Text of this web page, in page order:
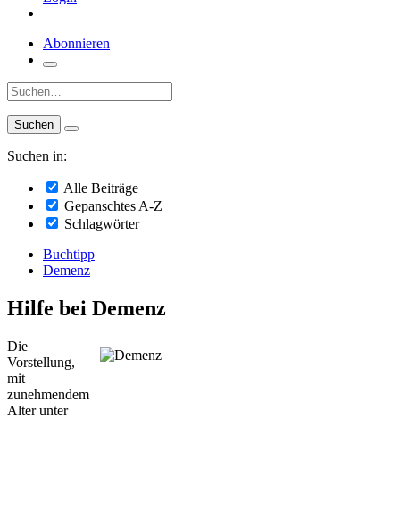
Abonnieren
Suche:
Suchen in:
Alle Beiträge
Gepanschtes A-Z
Schlagwörter
Buchtipp
Demenz
Hilfe bei Demenz
Die
Vorstellung,
mit
zunehmendem
Alter unter